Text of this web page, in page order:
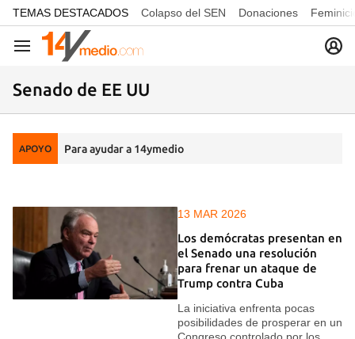
common.go-to-content
TEMAS DESTACADOS Colapso del SEN Donaciones
Navegación
Senado de EE UU
APOYO Para ayudar a 14ymedio
13 MAR 2026
Los demócratas presentan en
el Senado una resolución
para frenar un ataque de
Trump contra Cuba
La iniciativa enfrenta pocas
posibilidades de prosperar en un